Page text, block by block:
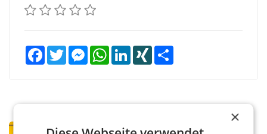
FacebookTwitter MessengerWhatsAppLinkedInXING
PRIMENEWS
×